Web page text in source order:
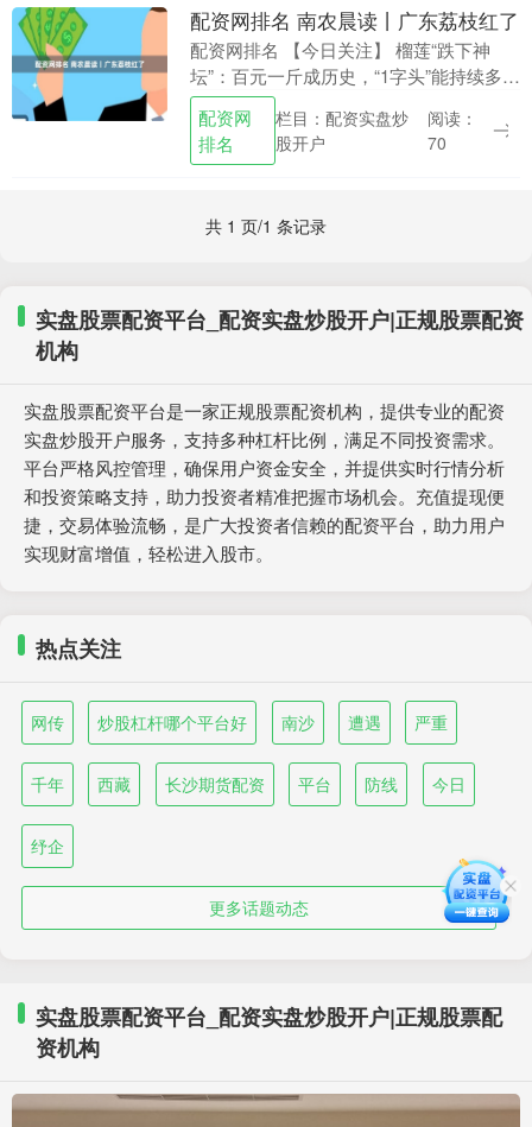
配资网排名 南农晨读丨广东荔枝红了
配资网排名 【今日关注】 榴莲“跌下神
坛”：百元一斤成历史，“1字头”能持续多
久？ “地铁悠选店也能买榴莲，19.9一斤，
感觉很值。”“山姆买榴莲现场太疯狂
了，....
配资网
排名
栏目：配资实盘炒
股开户
阅读：
70
共 1 页/1 条记录
实盘股票配资平台_配资实盘炒股开户|正规股票配资
机构
实盘股票配资平台是一家正规股票配资机构，提供专业的配资
实盘炒股开户服务，支持多种杠杆比例，满足不同投资需求。
平台严格风控管理，确保用户资金安全，并提供实时行情分析
和投资策略支持，助力投资者精准把握市场机会。充值提现便
捷，交易体验流畅，是广大投资者信赖的配资平台，助力用户
实现财富增值，轻松进入股市。
热点关注
网传 炒股杠杆哪个平台好 南沙 遭遇 严重
千年 西藏 长沙期货配资 平台 防线 今日
纾企
更多话题动态
实盘股票配资平台_配资实盘炒股开户|正规股票配
资机构